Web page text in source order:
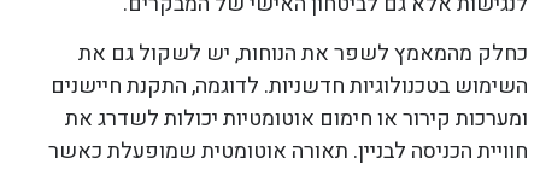
כחלק מהמאמץ לשפר את הנוחות, יש לשקול גם את
השימוש בטכנולוגיות חדשניות. לדוגמה, התקנת חיישנים
ומערכות קירור או חימום אוטומטיות יכולות לשדרג את
חוויית הכניסה לבניין. תאורה אוטומטית שמופעלת כאשר